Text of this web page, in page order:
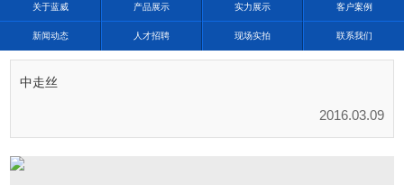
关于蓝威 产品展示 实力展示 客户案例
新闻动态 人才招聘 现场实拍 联系我们
中走丝
2016.03.09